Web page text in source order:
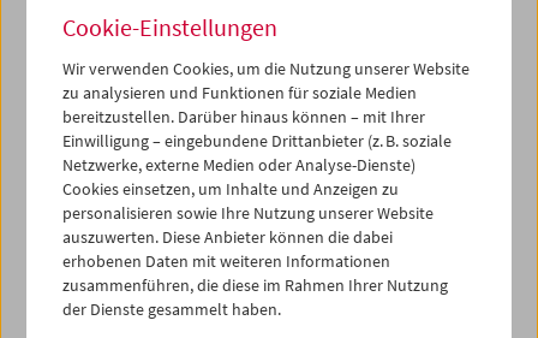
Arbeit von Lav Diaz schon früh unterstützt und in den
letzten zehn Jahren mehrere seiner Filme konserviert,
angefangen mitBatang West Side, der 2022 auch
aufDVDin der Edition Filmmuseum veröffentlicht wurde.
Im selben Jahr begannen wir mit einer Dauerausstellung
seines Werks im Rahmen unserer ReiheCollection on
Screen. Lav Diaz wird in erster Linie als einer der Pioniere
und Meister des so genannten slow cinema gepriesen,
aber sein einminütiger Trailer für das Filmmuseum zeigt,
dass er in der Lage ist, seinen charakteristischen
poetischen Stil auch auf einer viel kleineren Leinwand voll
zu entwickeln.
Cookie-Einstellungen
Wir verwenden Cookies, um die Nutzung unserer Website
zu analysieren und Funktionen für soziale Medien
bereitzustellen. Darüber hinaus können – mit Ihrer
Einwilligung – eingebundene Drittanbieter (z. B. soziale
Netzwerke, externe Medien oder Analyse-Dienste)
Cookies einsetzen, um Inhalte und Anzeigen zu
personalisieren sowie Ihre Nutzung unserer Website
auszuwerten. Diese Anbieter können die dabei
erhobenen Daten mit weiteren Informationen
zusammenführen, die diese im Rahmen Ihrer Nutzung
der Dienste gesammelt haben.